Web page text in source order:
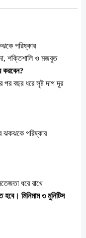
পরিষ্কার
শক্তিশালি ও মজবুত
পর বছর ধরে সৃষ্ট দাগ দূর
ঝকঝকে পরিষ্কার
ধরে রাখে
হবে। মিনিমাম ৩ মুনিটিস